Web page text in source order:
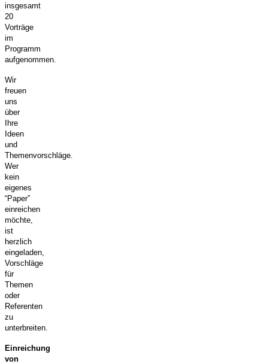
insgesamt
20
Vorträge
im
Programm
aufgenommen.
Wir
freuen
uns
über
Ihre
Ideen
und
Themenvorschläge.
Wer
kein
eigenes
“Paper”
einreichen
möchte,
ist
herzlich
eingeladen,
Vorschläge
für
Themen
oder
Referenten
zu
unterbreiten.
Einreichung
von